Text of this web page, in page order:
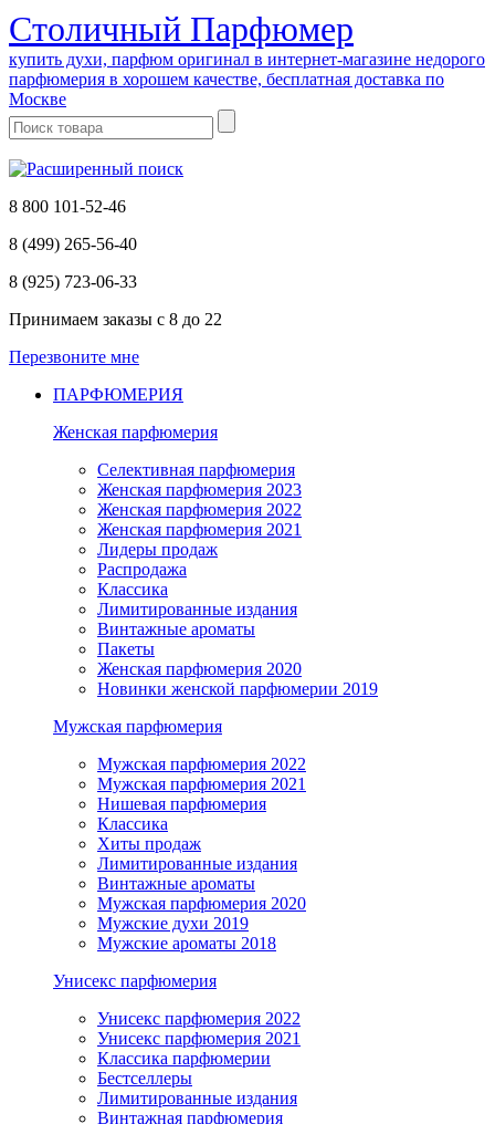
Cтоличный Парфюмер
купить духи, парфюм оригинал в интернет-магазине недорого
парфюмерия в хорошем качестве, бесплатная доставка по
Москве
8 800 101-52-46
8 (499) 265-56-40
8 (925) 723-06-33
Принимаем заказы с 8 до 22
Перезвоните мне
ПАРФЮМЕРИЯ
Женская парфюмерия
Селективная парфюмерия
Женская парфюмерия 2023
Женская парфюмерия 2022
Женская парфюмерия 2021
Лидеры продаж
Распродажа
Классика
Лимитированные издания
Винтажные ароматы
Пакеты
Женская парфюмерия 2020
Новинки женской парфюмерии 2019
Мужская парфюмерия
Мужская парфюмерия 2022
Мужская парфюмерия 2021
Нишевая парфюмерия
Классика
Хиты продаж
Лимитированные издания
Винтажные ароматы
Мужская парфюмерия 2020
Мужские духи 2019
Мужские ароматы 2018
Унисекс парфюмерия
Унисекс парфюмерия 2022
Унисекс парфюмерия 2021
Классика парфюмерии
Бестселлеры
Лимитированные издания
Винтажная парфюмерия